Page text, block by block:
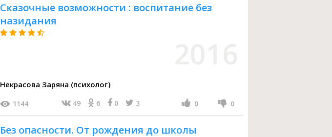
Сказочные возможности : воспитание без
назидания
Некрасова Заряна (психолог)
1144 49 6 0 3 0 0
Без опасности. От рождения до школы